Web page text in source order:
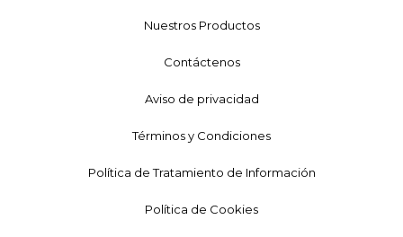
Nuestros Productos
Contáctenos
Aviso de privacidad
Términos y Condiciones
Política de Tratamiento de Información
Política de Cookies